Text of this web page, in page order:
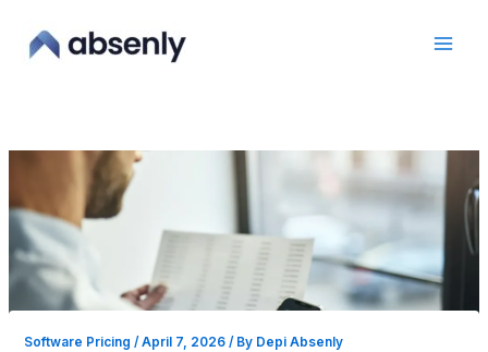
content
Software Pricing /April 7, 2026/ By Depi Absenly